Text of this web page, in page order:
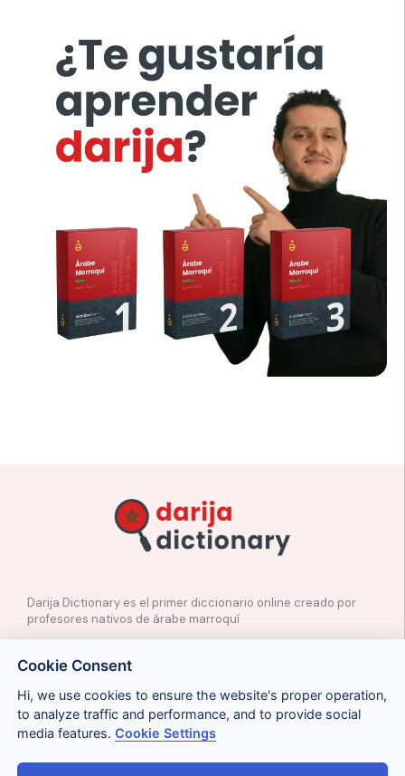
Darija Dictionary es el primer diccionario online creado por
profesores nativos de árabe marroquí
✉️ Contacto
📲Redes Sociales
🤝🏼Proponer palabras
Legal Cookies Privacidad Condiciones
Cookie Consent
Hi, we use cookies to ensure the website's proper operation,
to analyze traffic and performance, and to provide social
media features.Cookie Settings